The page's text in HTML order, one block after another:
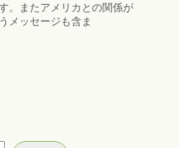
。またアメリカとの関係が
メッセージも含ま